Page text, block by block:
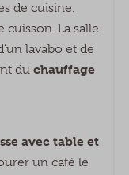
de cuisine.
cuisson. La salle
lavabo et de
du chauffage
avec table et
un café le